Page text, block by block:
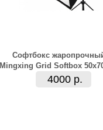
Софтбокс
Mingxing Grid Softbox
4000 р.